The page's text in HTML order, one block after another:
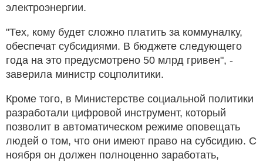
электроэнергии.
"Тех, кому будет сложно платить за коммуналку,
обеспечат субсидиями. В бюджете следующего
года на это предусмотрено 50 млрд гривен", -
заверила министр соцполитики.
Кроме того, в Министерстве социальной политики
разработали цифровой инструмент, который
позволит в автоматическом режиме оповещать
людей о том, что они имеют право на субсидию. С
ноября он должен полноценно заработать,